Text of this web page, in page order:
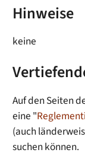
Hinweise
keine
Auf den Seiten
eine "
(auch
suchen können.